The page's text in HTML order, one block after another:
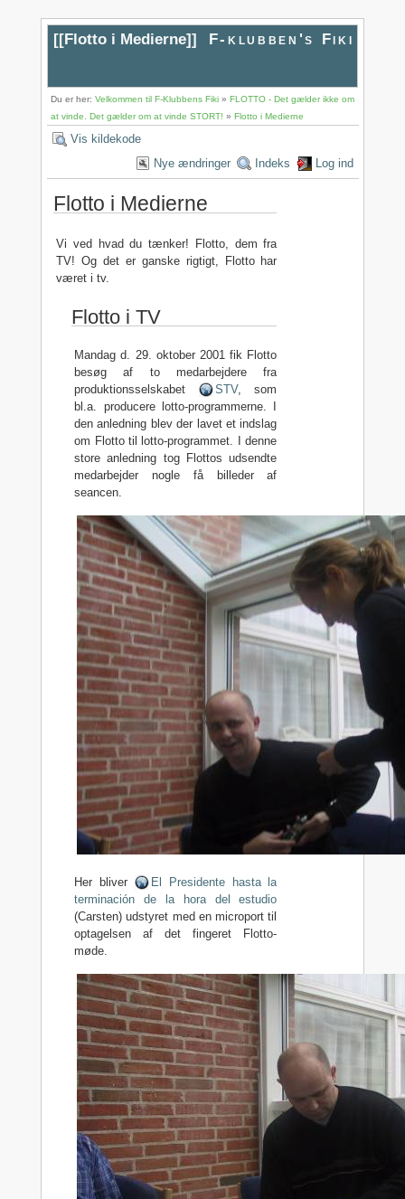
[[Flotto i Medierne]] F-klubben's Fiki
Du er her:Velkommen til F-Klubbens Fiki »FLOTTO - Det gælder ikke om
at vinde. Det gælder om at vinde STORT! »Flotto i Medierne
Vis kildekode
Nye ændringer
Indeks Log ind
Flotto i Medierne
Vi ved hvad du tænker! Flotto, dem fra
TV! Og det er ganske rigtigt, Flotto har
været i tv.
Flotto i TV
Mandag d. 29. oktober 2001 fik Flotto
besøg af to medarbejdere fra
produktionsselskabet
STV, som
bl.a. producere lotto-programmerne. I
den anledning blev der lavet et indslag
om Flotto til lotto-programmet. I denne
store anledning tog Flottos udsendte
medarbejder nogle få billeder af
seancen.
Her bliver
El Presidente hasta la
terminación de la hora del estudio
(Carsten) udstyret med en microport til
optagelsen af det fingeret Flotto-
møde.